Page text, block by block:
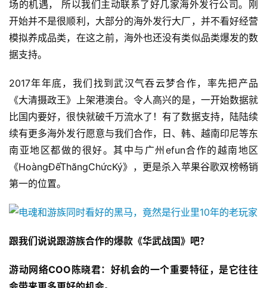
场的机遇， 所以我们主动联系了好几家海外发行公司。刚
开始并不是很顺利，大部分的海外发行大厂，并不看好经营
模拟养成品类，在这之前，海外也还没有类似品类爆发的数
据支持。
2017年年底，我们找到武汉气吞云梦合作，率先把产品
《大清摄政王》上架港澳台。令人高兴的是，一开始数据就
比国内要好，很快就破千万流水了！有了数据支持，陆陆续
续有更多海外发行愿意与我们合作，日、韩、越南印尼等东
南亚地区都做的很好。其中与广州efun合作的越南地区
《HoàngĐếThăngChứcKý》，更是杀入苹果谷歌双榜畅销
第一的位置。
跟我们说说跟游族合作的爆款《华武战国》吧？
游动网络COO陈晓君：好机会的一个重要特征，是它往往